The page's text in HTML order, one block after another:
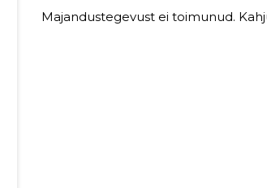
Majandustegevust ei toimunud.